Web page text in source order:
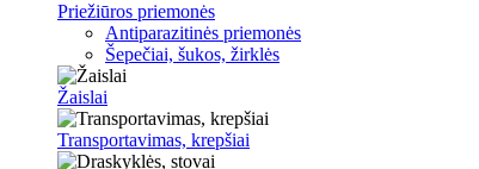
Priežiūros priemonės
Antiparazitinės priemonės
Šepečiai, šukos, žirklės
Žaislai
Transportavimas, krepšiai